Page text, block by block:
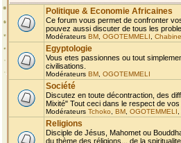
Politique & Economie Africaines
Ce forum vous permet de confronter
pouvez aussi discuter de tous les
Modérateurs BM OGOTEMMELI Chabine
Egyptologie
Vous etes passionnes ou tout
civilisations.
Modérateurs BM OGOTEMMELI
Société
Discutez en toute décontraction, des
Mixité" Tout ceci dans le respect de
Modérateurs Tchoko BM OGOTEMMELI
Religions
Disciple de Jésus, Mahomet ou
du thème des réligions... de la